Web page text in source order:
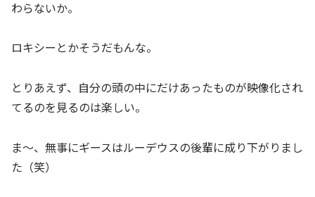
わらないか。
ロキシーとかそうだもんな。
とりあえず、自分の頭の中にだけあったものが映像化され
てるのを見るのは楽しい。
ま〜、無事にギースはルーデウスの後輩に成り下がりまし
た（笑）